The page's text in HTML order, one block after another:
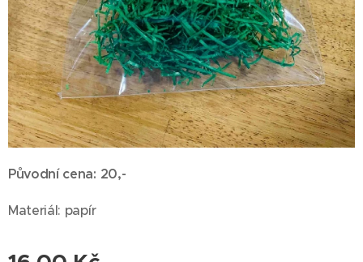
Původní cena: 20,-
Materiál: papír